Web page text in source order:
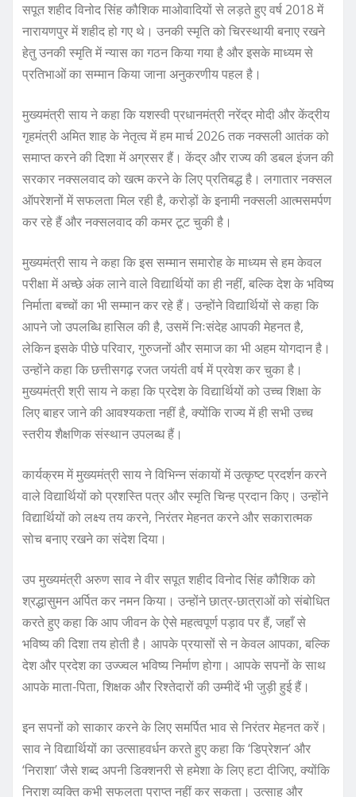
सपूत शहीद विनोद सिंह कौशिक माओवादियों से लड़ते हुए वर्ष 2018 में
नारायणपुर में शहीद हो गए थे। उनकी स्मृति को चिरस्थायी बनाए रखने
हेतु उनकी स्मृति में न्यास का गठन किया गया है और इसके माध्यम से
प्रतिभाओं का सम्मान किया जाना अनुकरणीय पहल है।
मुख्यमंत्री साय ने कहा कि यशस्वी प्रधानमंत्री नरेंद्र मोदी और केंद्रीय
गृहमंत्री अमित शाह के नेतृत्व में हम मार्च 2026 तक नक्सली आतंक को
समाप्त करने की दिशा में अग्रसर हैं। केंद्र और राज्य की डबल इंजन की
सरकार नक्सलवाद को खत्म करने के लिए प्रतिबद्ध है। लगातार नक्सल
ऑपरेशनों में सफलता मिल रही है, करोड़ों के इनामी नक्सली आत्मसमर्पण
कर रहे हैं और नक्सलवाद की कमर टूट चुकी है।
मुख्यमंत्री साय ने कहा कि इस सम्मान समारोह के माध्यम से हम केवल
परीक्षा में अच्छे अंक लाने वाले विद्यार्थियों का ही नहीं, बल्कि देश के भविष्य
निर्माता बच्चों का भी सम्मान कर रहे हैं। उन्होंने विद्यार्थियों से कहा कि
आपने जो उपलब्धि हासिल की है, उसमें निःसंदेह आपकी मेहनत है,
लेकिन इसके पीछे परिवार, गुरुजनों और समाज का भी अहम योगदान है।
उन्होंने कहा कि छत्तीसगढ़ रजत जयंती वर्ष में प्रवेश कर चुका है।
मुख्यमंत्री श्री साय ने कहा कि प्रदेश के विद्यार्थियों को उच्च शिक्षा के
लिए बाहर जाने की आवश्यकता नहीं है, क्योंकि राज्य में ही सभी उच्च
स्तरीय शैक्षणिक संस्थान उपलब्ध हैं।
कार्यक्रम में मुख्यमंत्री साय ने विभिन्न संकायों में उत्कृष्ट प्रदर्शन करने
वाले विद्यार्थियों को प्रशस्ति पत्र और स्मृति चिन्ह प्रदान किए। उन्होंने
विद्यार्थियों को लक्ष्य तय करने, निरंतर मेहनत करने और सकारात्मक
सोच बनाए रखने का संदेश दिया।
उप मुख्यमंत्री अरुण साव ने वीर सपूत शहीद विनोद सिंह कौशिक को
श्रद्धासुमन अर्पित कर नमन किया। उन्होंने छात्र-छात्राओं को संबोधित
करते हुए कहा कि आप जीवन के ऐसे महत्वपूर्ण पड़ाव पर हैं, जहाँ से
भविष्य की दिशा तय होती है। आपके प्रयासों से न केवल आपका, बल्कि
देश और प्रदेश का उज्ज्वल भविष्य निर्माण होगा। आपके सपनों के साथ
आपके माता-पिता, शिक्षक और रिश्तेदारों की उम्मीदें भी जुड़ी हुई हैं।
इन सपनों को साकार करने के लिए समर्पित भाव से निरंतर मेहनत करें।
साव ने विद्यार्थियों का उत्साहवर्धन करते हुए कहा कि ‘डिप्रेशन’ और
‘निराशा’ जैसे शब्द अपनी डिक्शनरी से हमेशा के लिए हटा दीजिए, क्योंकि
निराश व्यक्ति कभी सफलता प्राप्त नहीं कर सकता। उत्साह और